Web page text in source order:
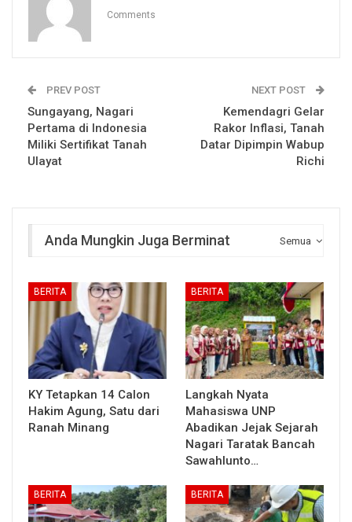
Comments
PREV POST
Sungayang, Nagari
Pertama di Indonesia
Miliki Sertifikat Tanah
Ulayat
NEXT POST
Kemendagri Gelar
Rakor Inflasi, Tanah
Datar Dipimpin Wabup
Richi
Semua
Anda Mungkin Juga Berminat
BERITA
KY Tetapkan 14 Calon
Hakim Agung, Satu dari
Ranah Minang
BERITA
Langkah Nyata
Mahasiswa UNP
Abadikan Jejak Sejarah
Nagari Taratak Bancah
Sawahlunto…
BERITA BERITA